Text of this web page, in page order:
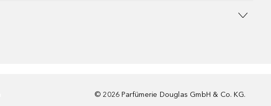
© 2026 Parfümerie Douglas GmbH & Co. KG.